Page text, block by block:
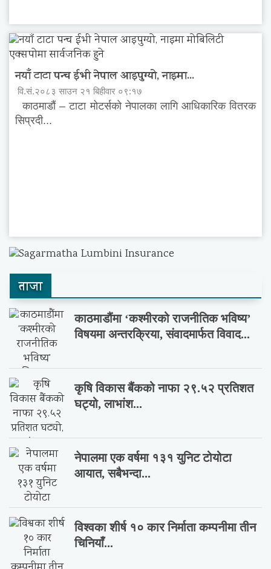
नयाँ टाटा पन्च ईभी नेपाल आइपुग्यो, नाइमा...
वि.सं.२०८३ साउन २१ बिहीवार ०९:१७
काठमाडौं – टाटा मोटर्सको नेपालका लागि आधिकारिक वितरक
सिप्रदी...
ताजा
काठमाडौंमा ‘कश्मीरको राजनीतिक भविष्य’
विषयमा अन्तरक्रिया, संवादमार्फत विवाद...
कृषि विकास बैंकको नाफा २९.५२ प्रतिशत
घट्यो, लाभांश...
नेपालमा एक वर्षमा १३१ युनिट टोयोटा
आयात, सबैभन्दा...
विश्वका शीर्ष १० कार निर्माता कम्पनीमा तीन
चिनियाँ...